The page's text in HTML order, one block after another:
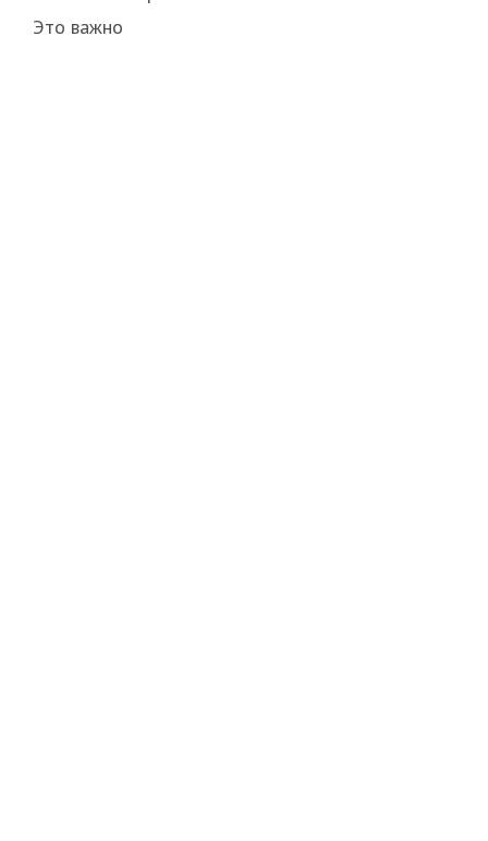
Это важно